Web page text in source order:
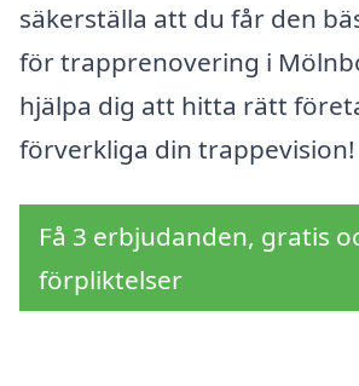
säkerställa att du får den
för trapprenovering i
hjälpa dig att hitta rätt
förverkliga din trappevision!
Få 3 erbjudanden, gratis
förpliktelser